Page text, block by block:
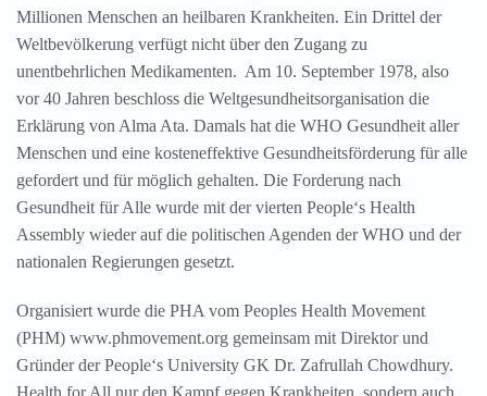
Millionen Menschen an heilbaren Krankheiten. Ein Drittel der
Weltbevölkerung verfügt nicht über den Zugang zu
unentbehrlichen Medikamenten. Am 10. September 1978, also
vor 40 Jahren beschloss die Weltgesundheitsorganisation die
Erklärung von Alma Ata. Damals hat die WHO Gesundheit aller
Menschen und eine kosteneffektive Gesundheitsförderung für alle
gefordert und für möglich gehalten. Die Forderung nach
Gesundheit für Alle wurde mit der vierten People‘s Health
Assembly wieder auf die politischen Agenden der WHO und der
nationalen Regierungen gesetzt.
Organisiert wurde die PHA vom Peoples Health Movement
(PHM) www.phmovement.org gemeinsam mit Direktor und
Gründer der People‘s University GK Dr. Zafrullah Chowdhury.
Health for All nur den Kampf gegen Krankheiten, sondern auch